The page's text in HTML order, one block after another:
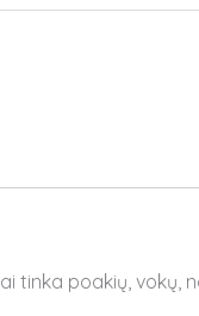
tinka poakių, vokų,